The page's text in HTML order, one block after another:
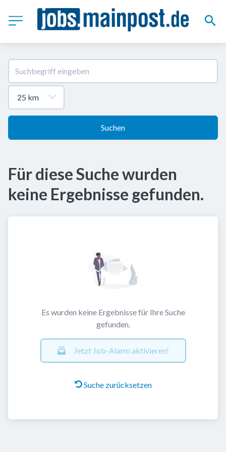
Suchen
Für diese Suche wurden
keine Ergebnisse gefunden.
Es wurden keine Ergebnisse für Ihre Suche
gefunden.
Jetzt Job-Alarm aktivieren!
Suche zurücksetzen